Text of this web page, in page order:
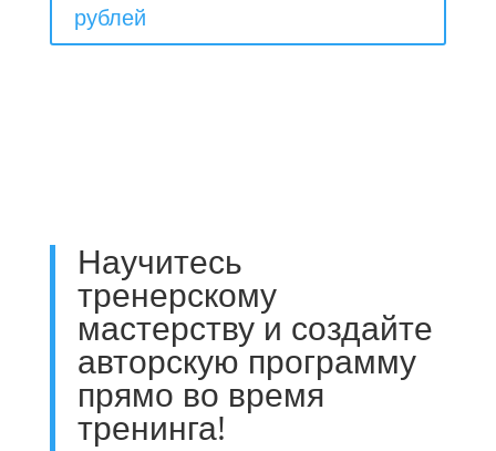
рублей
Научитесь
тренерскому
мастерству и создайте
авторскую программу
прямо во время
тренинга!